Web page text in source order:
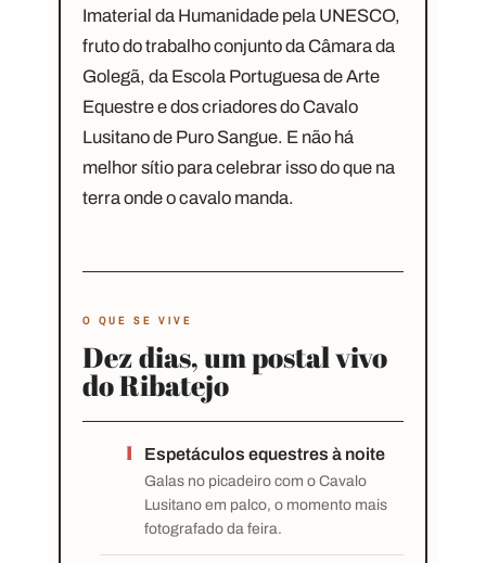
Imaterial da Humanidade pela UNESCO,
fruto do trabalho conjunto da Câmara da
Golegã, da Escola Portuguesa de Arte
Equestre e dos criadores do Cavalo
Lusitano de Puro Sangue. E não há
melhor sítio para celebrar isso do que na
terra onde o cavalo manda.
O QUE SE VIVE
Dez dias, um postal vivo
do Ribatejo
I Espetáculos equestres à noite
Galas no picadeiro com o Cavalo
Lusitano em palco, o momento mais
fotografado da feira.